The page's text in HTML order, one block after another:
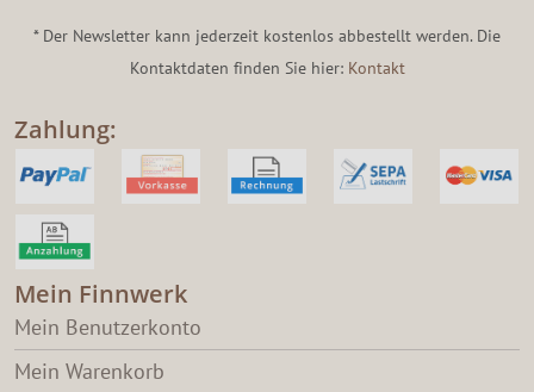
* Der Newsletter kann jederzeit kostenlos abbestellt werden. Die
Kontaktdaten finden Sie hier: Kontakt
Zahlung:
Mein Finnwerk
Mein Benutzerkonto
Mein Warenkorb